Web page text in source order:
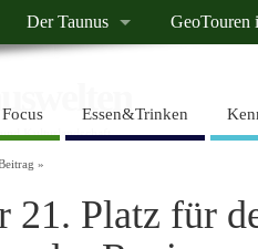
Der Taunus GeoTouren
Kulturlandschaft
Focus Essen&Trinken
»
21. Platz für